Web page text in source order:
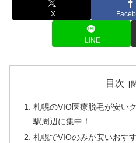
X
LINE
目次
札幌のVIO医療脱毛が安い
駅周辺に集中！
札幌でVIOのみが安いおす